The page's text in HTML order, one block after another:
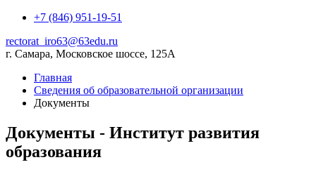
+7 (846) 951-19-51
rectorat_iro63@63edu.ru
г. Самара, Московское шоссе, 125А
Главная
Сведения об образовательной организации
Документы
Документы - Институт развития
образования